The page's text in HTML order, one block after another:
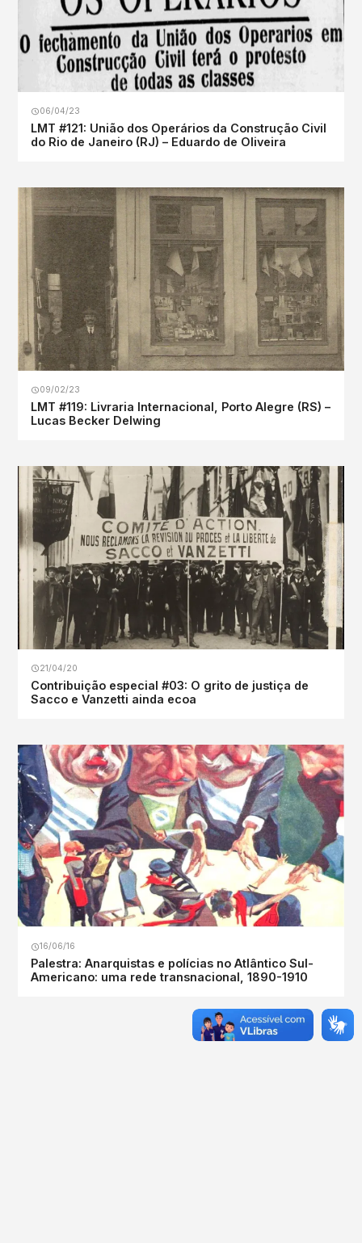
06/04/23
LMT #121: União dos Operários da Construção Civil
do Rio de Janeiro (RJ) – Eduardo de Oliveira
09/02/23
LMT #119: Livraria Internacional, Porto Alegre (RS) –
Lucas Becker Delwing
21/04/20
Contribuição especial #03: O grito de justiça de
Sacco e Vanzetti ainda ecoa
16/06/16
Palestra: Anarquistas e polícias no Atlântico Sul-
Americano: uma rede transnacional, 1890-1910